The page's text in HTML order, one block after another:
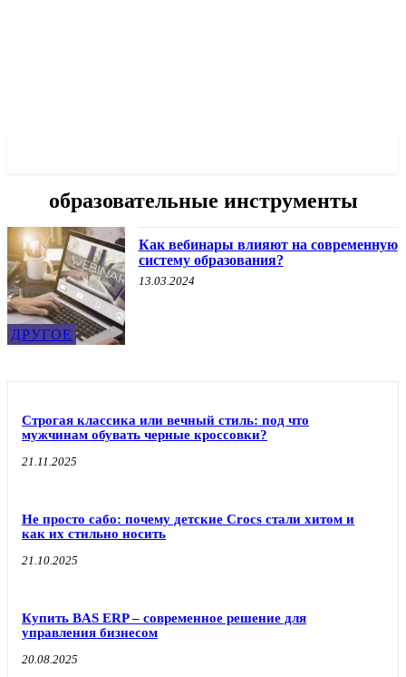
образовательные инструменты
ДРУГОЕ
Как вебинары влияют на современную
систему образования?
13.03.2024
Строгая классика или вечный стиль: под что
мужчинам обувать черные кроссовки?
21.11.2025
Не просто сабо: почему детские Crocs стали хитом и
как их стильно носить
21.10.2025
Купить BAS ERP – современное решение для
управления бизнесом
20.08.2025